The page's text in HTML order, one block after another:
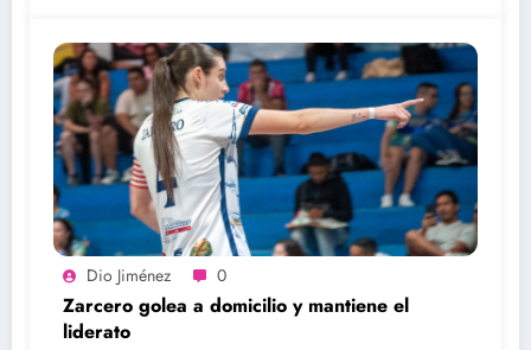
Dio Jiménez 0
Zarcero golea a domicilio y mantiene el
liderato